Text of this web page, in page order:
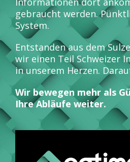
gebraucht werden.
System.
Entstanden aus dem
wir einen Teil Schweizer
in unserem Herzen.
Wir bewegen mehr als
Ihre Abläufe weiter.